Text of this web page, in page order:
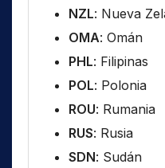
NZL: Nueva
OMA: Omán
PHL: Filipinas
POL: Polonia
ROU: Rumania
RUS: Rusia
SDN: Sudán